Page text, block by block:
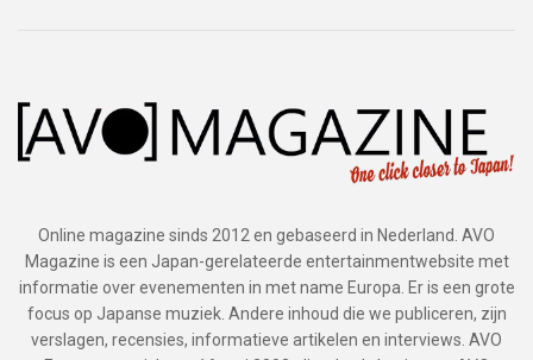
Online magazine sinds 2012 en gebaseerd in Nederland. AVO
Magazine is een Japan-gerelateerde entertainmentwebsite met
informatie over evenementen in met name Europa. Er is een grote
focus op Japanse muziek. Andere inhoud die we publiceren, zijn
verslagen, recensies, informatieve artikelen en interviews. AVO